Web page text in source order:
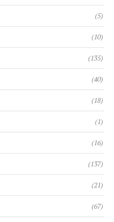
(5)
(10)
(135)
(40)
(18)
(1)
(16)
(137)
(21)
(67)